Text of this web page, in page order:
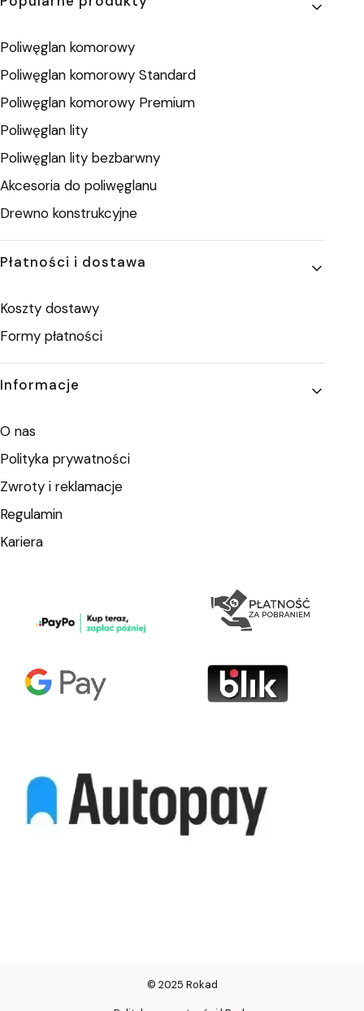
Poliwęglan komorowy
Poliwęglan komorowy Standard
Poliwęglan komorowy Premium
Poliwęglan lity
Poliwęglan lity bezbarwny
Akcesoria do poliwęglanu
Drewno konstrukcyjne
Płatności i dostawa
Koszty dostawy
Formy płatności
Informacje
O nas
Polityka prywatności
Zwroty i reklamacje
Regulamin
Kariera
© 2025 Rokad